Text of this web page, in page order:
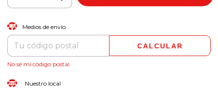
Entregas para el CP:
Medios de envío
CALCULAR
No sé mi código postal
Nuestro local